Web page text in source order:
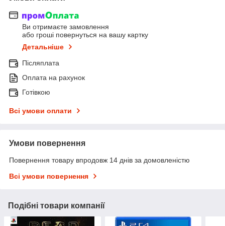
Ви отримаєте замовлення
або гроші повернуться на вашу картку
Детальніше
Післяплата
Оплата на рахунок
Готівкою
Всі умови оплати
Умови повернення
Повернення товару впродовж 14 днів за домовленістю
Всі умови повернення
Подібні товари компанії